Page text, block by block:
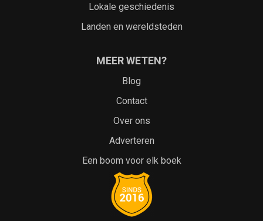
Lokale geschiedenis
Landen en wereldsteden
MEER WETEN?
Blog
Contact
Over ons
Adverteren
Een boom voor elk boek